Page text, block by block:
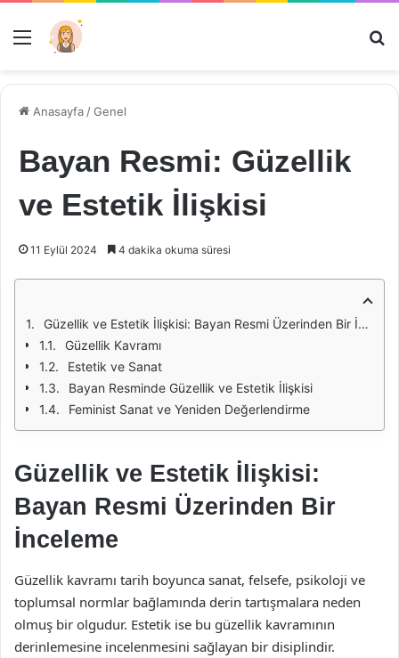
Menü
Anasayfa /Genel
Bayan Resmi: Güzellik
ve Estetik İlişkisi
11 Eylül 2024 4 dakika okuma süresi
Güzellik ve Estetik İlişkisi: Bayan Resmi Üzerinden Bir İnceleme
Güzellik Kavramı
Estetik ve Sanat
Bayan Resminde Güzellik ve Estetik İlişkisi
Feminist Sanat ve Yeniden Değerlendirme
Güzellik ve Estetik İlişkisi:
Bayan Resmi Üzerinden Bir
İnceleme
Güzellik kavramı tarih boyunca sanat, felsefe, psikoloji ve
toplumsal normlar bağlamında derin tartışmalara neden
olmuş bir olgudur. Estetik ise bu güzellik kavramının
derinlemesine incelenmesini sağlayan bir disiplindir.